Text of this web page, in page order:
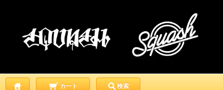
カート 検索